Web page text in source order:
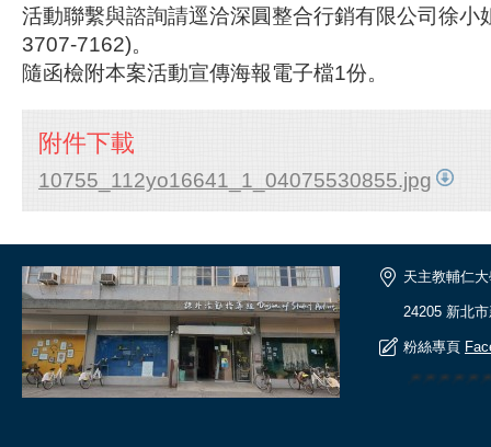
活動聯繫與諮詢請逕洽深圓整合行銷有限公司徐小
3707-7162)。
隨函檢附本案活動宣傳海報電子檔1份。
附件下載
10755_112yo16641_1_04075530855.jpg
天主教輔仁
24205 新北
粉絲專頁